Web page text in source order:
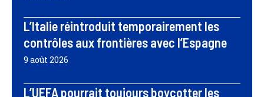
L’Italie réintroduit temporairement les
contrôles aux frontières avec l’Espagne
9 août 2026
L’UEFA pourrait toujours boycotter les